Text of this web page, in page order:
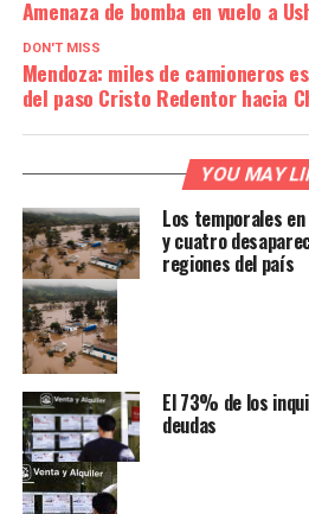
Amenaza de bomba en vuelo a
DON'T MISS
Mendoza: miles de camioneros
del paso Cristo Redentor hacia
YOU MAY
Los temporales
y cuatro
regiones del país
El 73% de los
deudas